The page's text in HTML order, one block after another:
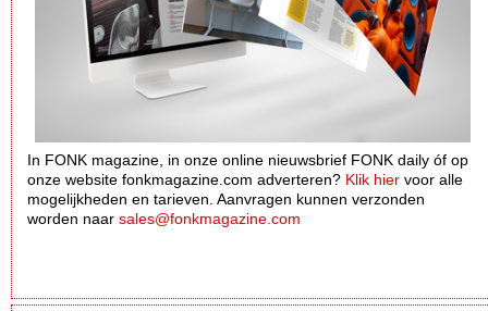
In FONK magazine, in onze online nieuwsbrief FONK daily óf op
onze website fonkmagazine.com adverteren? Klik hier voor alle
mogelijkheden en tarieven. Aanvragen kunnen verzonden
worden naar sales@fonkmagazine.com